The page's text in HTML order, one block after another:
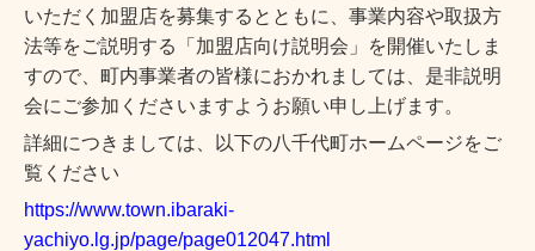
いただく加盟店を募集するとともに、事業内容や取扱方
法等をご説明する「加盟店向け説明会」を開催いたしま
すので、町内事業者の皆様におかれましては、是非説明
会にご参加くださいますようお願い申し上げます。
詳細につきましては、以下の八千代町ホームページをご
覧ください
https://www.town.ibaraki-
yachiyo.lg.jp/page/page012047.html